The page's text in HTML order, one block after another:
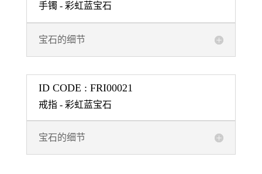
手镯 - 彩虹蓝宝石
宝石的细节
ID CODE : FRI00021
戒指 - 彩虹蓝宝石
宝石的细节